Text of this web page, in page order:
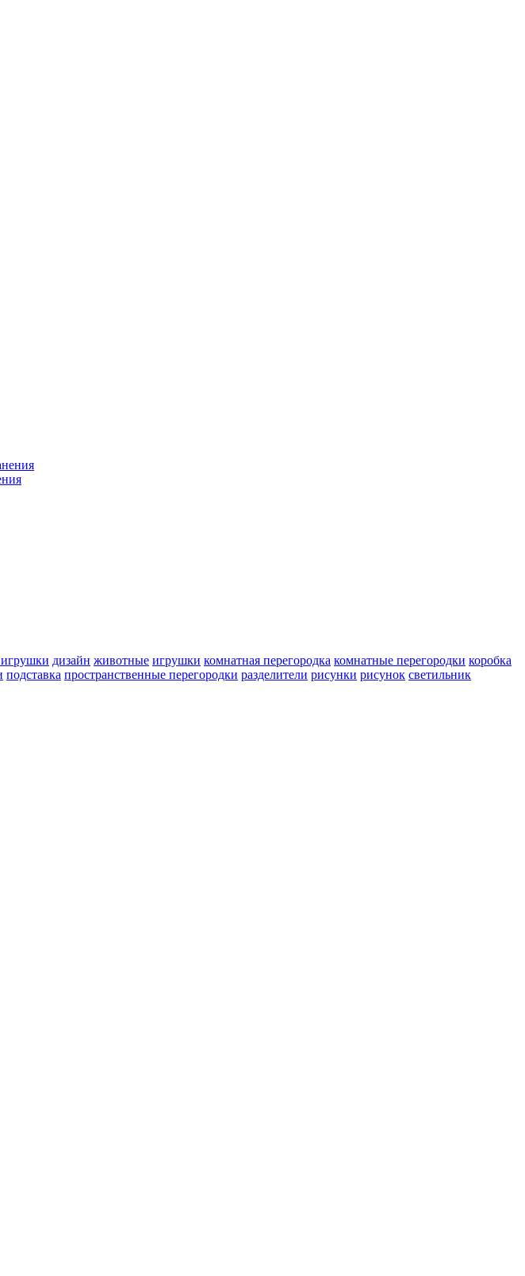
дизайн животные игрушки комнатная перегородка комнатные перегородки коробка
подставка пространственные перегородки разделители рисунки рисунок светильник